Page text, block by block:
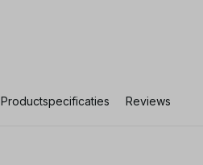
Productspecificaties Reviews